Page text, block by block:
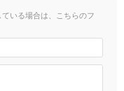
いる場合は、こちらのフ